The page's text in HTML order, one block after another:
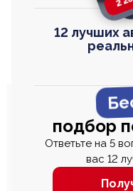
12 лучших
подбор
Ответьте на 5
вас 12